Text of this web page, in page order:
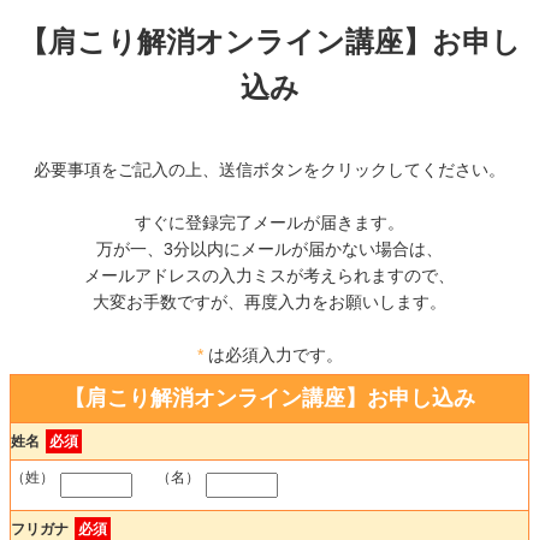
【肩こり解消オンライン講座】お申し
込み
必要事項をご記入の上、送信ボタンをクリックしてください。
すぐに登録完了メールが届きます。
万が一、3分以内にメールが届かない場合は、
メールアドレスの入力ミスが考えられますので、
大変お手数ですが、再度入力をお願いします。
*は必須入力です。
【肩こり解消オンライン講座】お申し込み
姓名 必須
（姓） （名）
フリガナ 必須